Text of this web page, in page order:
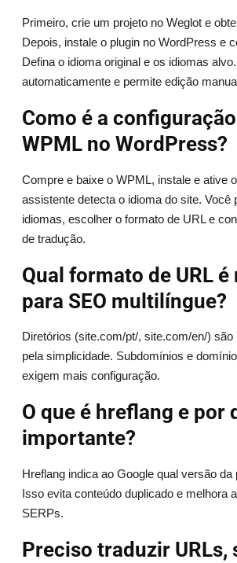
Primeiro, crie um projeto no Weglot e
Depois, instale o plugin no WordPress e
Defina o idioma original e os idiomas
automaticamente e permite edição
Como é a
WPML no WordPress?
Compre e baixe o WPML, instale e ative
assistente detecta o idioma do site. Você
idiomas, escolher o formato de URL e
de tradução.
Qual formato de URL
para SEO multilíngue?
Diretórios (site.com/pt/, site.com/en/) são
pela simplicidade. Subdomínios e
exigem mais configuração.
O que é hreflang e por
importante?
Hreflang indica ao Google qual versão da
Isso evita conteúdo duplicado e melhora
SERPs.
Preciso traduzir URLs,